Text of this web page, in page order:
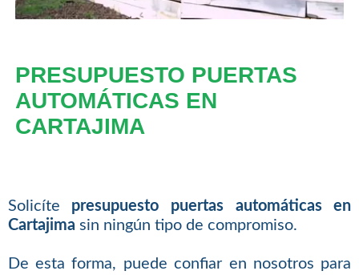
PRESUPUESTO PUERTAS
AUTOMÁTICAS EN
CARTAJIMA
Solicíte presupuesto puertas automáticas en
Cartajima sin ningún tipo de compromiso.
De esta forma, puede confiar en nosotros para